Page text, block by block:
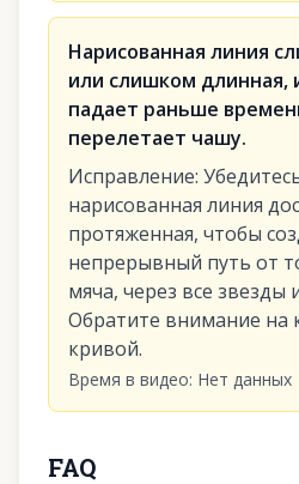
Нарисованная линия
или слишком длинная,
падает раньше
перелетает чашу.
Исправление:
нарисованная линия
протяженная, чтобы
непрерывный путь от
мяча, через все звезды
Обратите внимание на
кривой.
Время в видео: Нет данных
FAQ